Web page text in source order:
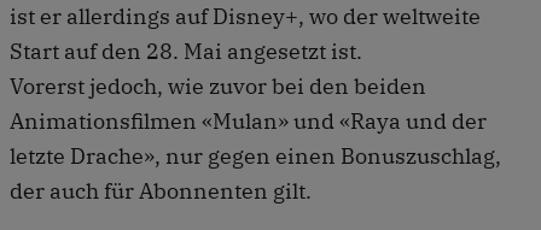
ist er allerdings auf Disney+, wo der weltweite
Start auf den 28. Mai angesetzt ist.
Vorerst jedoch, wie zuvor bei den beiden
Animationsfilmen «Mulan» und «Raya und der
letzte Drache», nur gegen einen Bonuszuschlag,
der auch für Abonnenten gilt.